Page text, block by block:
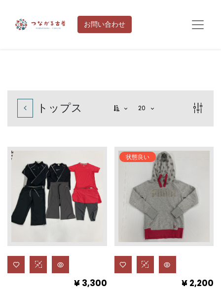
お問い合わせ
トップス 20
¥ 3,300
状態良い
¥ 2,200